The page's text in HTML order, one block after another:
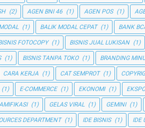
(2) AGEN BNI 46 (1) AGEN POS (1)
(1) BALIK MODAL CEPAT (1) BANK
FOTOCOPY (1) BISNIS JUAL LUKISAN (1)
(1) BISNIS TANPA TOKO (1) BRANDING
CARA KERJA (1) CAT SEMPROT (1)
(1) E-COMMERCE (1) EKONOMI (1)
(1) GELAS VIRAL (1) GEMINI (1)
DEPARTMENT (1) IDE BISNIS (1) IDE